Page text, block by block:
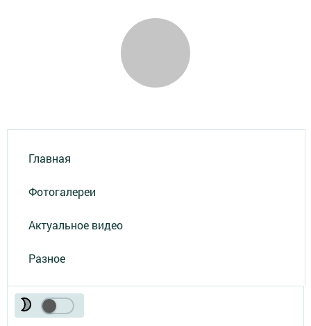
Главная
Фотогалереи
Актуальное видео
Разное